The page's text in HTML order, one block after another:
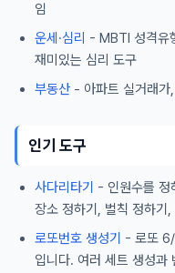
임
운세·심리 - MBTI 성격유
재미있는 심리 도구
부동산 - 아파트 실거래가
인기 도구
사다리타기 - 인원수를 정
장소 정하기, 벌칙 정하기
로또번호 생성기 - 로또 6/
입니다. 여러 세트 생성과